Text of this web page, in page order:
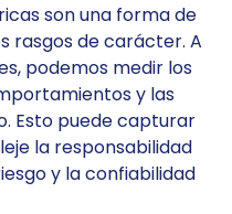
son una forma de
rasgos de carácter. A
podemos medir los
y las
Esto puede capturar
la responsabilidad
y la confiabilidad